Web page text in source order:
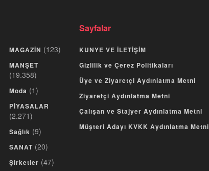
MAGAZİN (123)
MANŞET
(19.358)
Moda (1)
PİYASALAR
(2.271)
Sağlık (9)
SANAT (20)
Şirketler (47)
Sayfalar
KUNYE VE İLETİŞİM
Gizlilik ve Çerez Politikaları
Üye ve Ziyaretçi Aydınlatma Metni
Ziyaretçi Aydınlatma Metni
Çalışan ve Stajyer Aydınlatma Metni
Müşteri Adayı KVKK Aydınlatma Metni